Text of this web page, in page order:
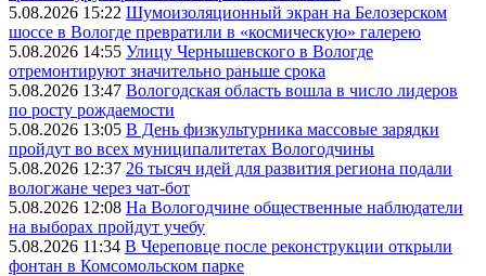
5.08.2026 15:22 Шумоизоляционный экран на Белозерском
шоссе в Вологде превратили в «космическую» галерею
5.08.2026 14:55 Улицу Чернышевского в Вологде
отремонтируют значительно раньше срока
5.08.2026 13:47 Вологодская область вошла в число лидеров
по росту рождаемости
5.08.2026 13:05 В День физкультурника массовые зарядки
пройдут во всех муниципалитетах Вологодчины
5.08.2026 12:37 26 тысяч идей для развития региона подали
вологжане через чат-бот
5.08.2026 12:08 На Вологодчине общественные наблюдатели
на выборах пройдут учебу
5.08.2026 11:34 В Череповце после реконструкции открыли
фонтан в Комсомольском парке